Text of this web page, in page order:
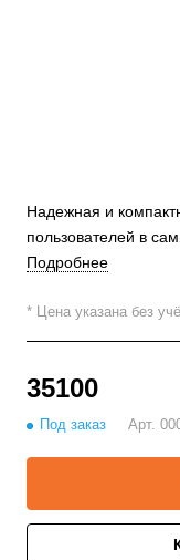
Надежная и
пользователей в
Подробнее
* Цена указана без
35100
Под заказ Арт.